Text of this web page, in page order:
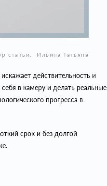
статьи: Ильина Татьяна
действительность и
в камеру и делать реальные
прогресса в
срок и без долгой